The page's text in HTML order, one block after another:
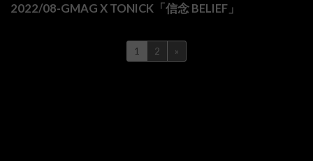
2022/08-GMAG X TONICK「信念 BELIEF」
1 2 »